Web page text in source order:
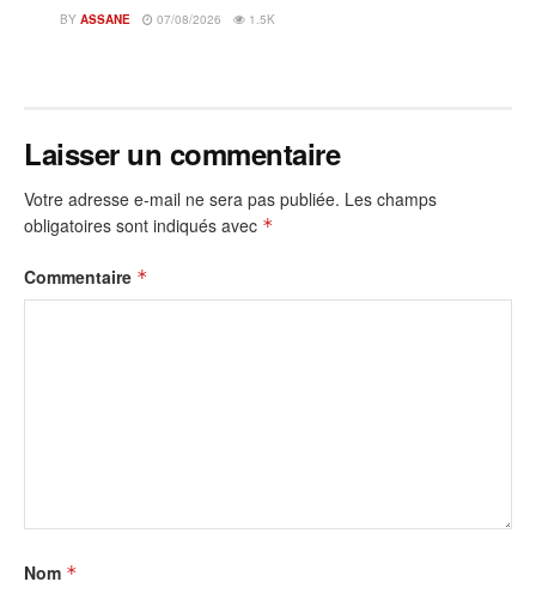
BY ASSANE 07/08/2026 1.5K
Laisser un commentaire
Votre adresse e-mail ne sera pas publiée. Les champs
obligatoires sont indiqués avec *
Commentaire *
Nom *